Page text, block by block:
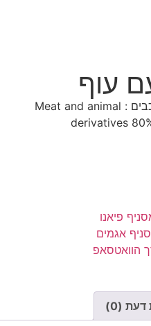
עוף
מונג פראש טעם עוף 100 גרם מרכבים : Meat and animal
derivatives
פיאנו
אגמים
הוואטסאפ
דעת (0)